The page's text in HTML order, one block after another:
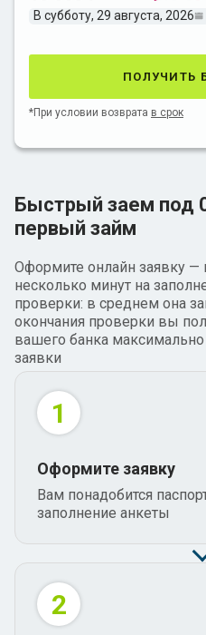
В субботу, 29 августа, 2026
получить
*При условии возврата в срок
Быстрый заем под
первый займ
Оформите онлайн заявку —
несколько минут на
проверки: в среднем она
окончания проверки вы
вашего банка
заявки
1
Оформите заявку
Вам понадобится
заполнение анкеты
2